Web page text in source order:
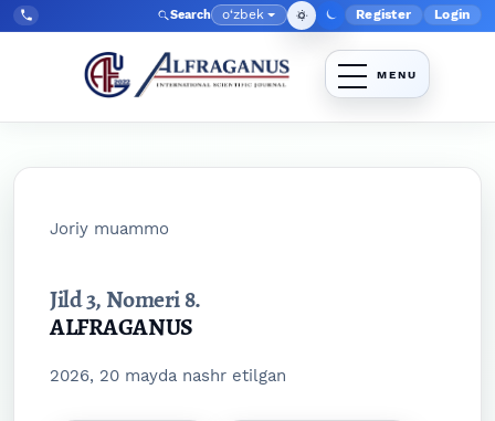
Skip to main navigation menu
Skip to main content
Skip to site footer
Tel:
+998903350930 Search Language
o‘zbek Admin
Register Login
Joriy muammo
Jild 3,Nomeri 8.
ALFRAGANUS
2026, 20 mayda nashr etilgan